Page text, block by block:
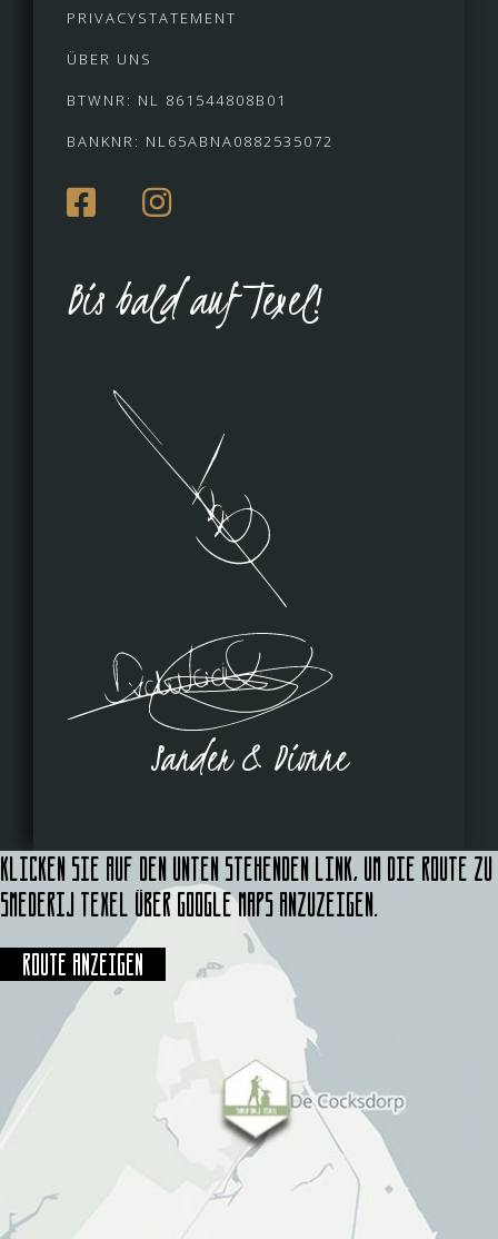
PRIVACYSTATEMENT
ÜBER UNS
BTWNR: NL 861544808B01
BANKNR: NL65ABNA0882535072
Bis bald auf Texel!
Sander & Dionne
Klicken Sie auf den unten stehenden Link, um die Route zu
Smederij Texel über Google Maps anzuzeigen.
Route anzeigen